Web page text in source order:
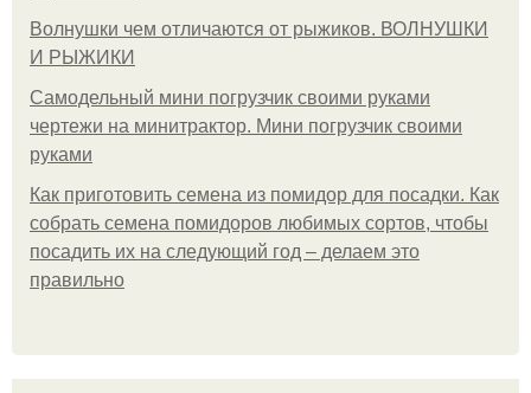
Волнушки чем отличаются от рыжиков. ВОЛНУШКИ
И РЫЖИКИ
Самодельный мини погрузчик своими руками
чертежи на минитрактор. Мини погрузчик своими
руками
Как приготовить семена из помидор для посадки. Как
собрать семена помидоров любимых сортов, чтобы
посадить их на следующий год – делаем это
правильно